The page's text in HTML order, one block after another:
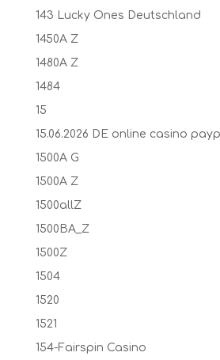
143 Lucky Ones Deutschland
1450A Z
1480A Z
1484
15
15.06.2026 DE online casino
1500A G
1500A Z
1500allZ
1500BA_Z
1500Z
1504
1520
1521
154-Fairspin Casino